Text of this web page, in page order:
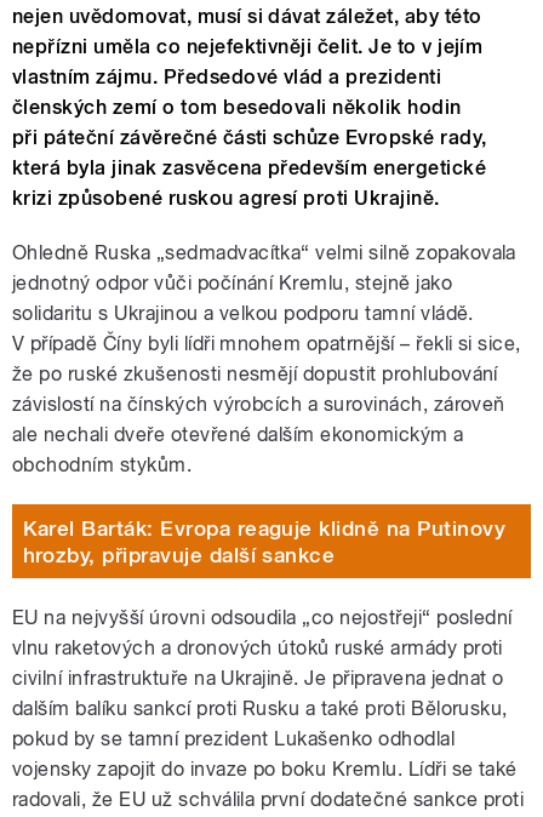
nejen uvědomovat, musí si dávat záležet, aby této
nepřízni uměla co nejefektivněji čelit. Je to v jejím
vlastním zájmu. Předsedové vlád a prezidenti
členských zemí o tom besedovali několik hodin
při páteční závěrečné části schůze Evropské rady,
která byla jinak zasvěcena především energetické
krizi způsobené ruskou agresí proti Ukrajině.
Ohledně Ruska „sedmadvacítka“ velmi silně zopakovala
jednotný odpor vůči počínání Kremlu, stejně jako
solidaritu s Ukrajinou a velkou podporu tamní vládě.
V případě Číny byli lídři mnohem opatrnější – řekli si sice,
že po ruské zkušenosti nesmějí dopustit prohlubování
závislostí na čínských výrobcích a surovinách, zároveň
ale nechali dveře otevřené dalším ekonomickým a
obchodním stykům.
Karel Barták: Evropa reaguje klidně na Putinovy
hrozby, připravuje další sankce
EU na nejvyšší úrovni odsoudila „co nejostřeji“ poslední
vlnu raketových a dronových útoků ruské armády proti
civilní infrastruktuře na Ukrajině. Je připravena jednat o
dalším balíku sankcí proti Rusku a také proti Bělorusku,
pokud by se tamní prezident Lukašenko odhodlal
vojensky zapojit do invaze po boku Kremlu. Lídři se také
radovali, že EU už schválila první dodatečné sankce proti